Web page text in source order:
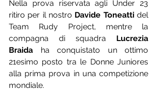
Nella prova riservata agli Under 23
ritiro per il nostro Davide Toneatti del
Team Rudy Project, mentre la
compagna di squadra Lucrezia
Braida ha conquistato un ottimo
21esimo posto tra le Donne Juniores
alla prima prova in una competizione
mondiale.